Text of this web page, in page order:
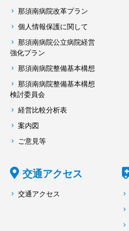
那須南病院改革プラン
個人情報保護に関して
那須南病院公立病院経営
強化プラン
那須南病院整備基本構想
那須南病院整備基本構想
検討委員会
経営比較分析表
案内図
ご意見等
交通アクセス
交通アクセス